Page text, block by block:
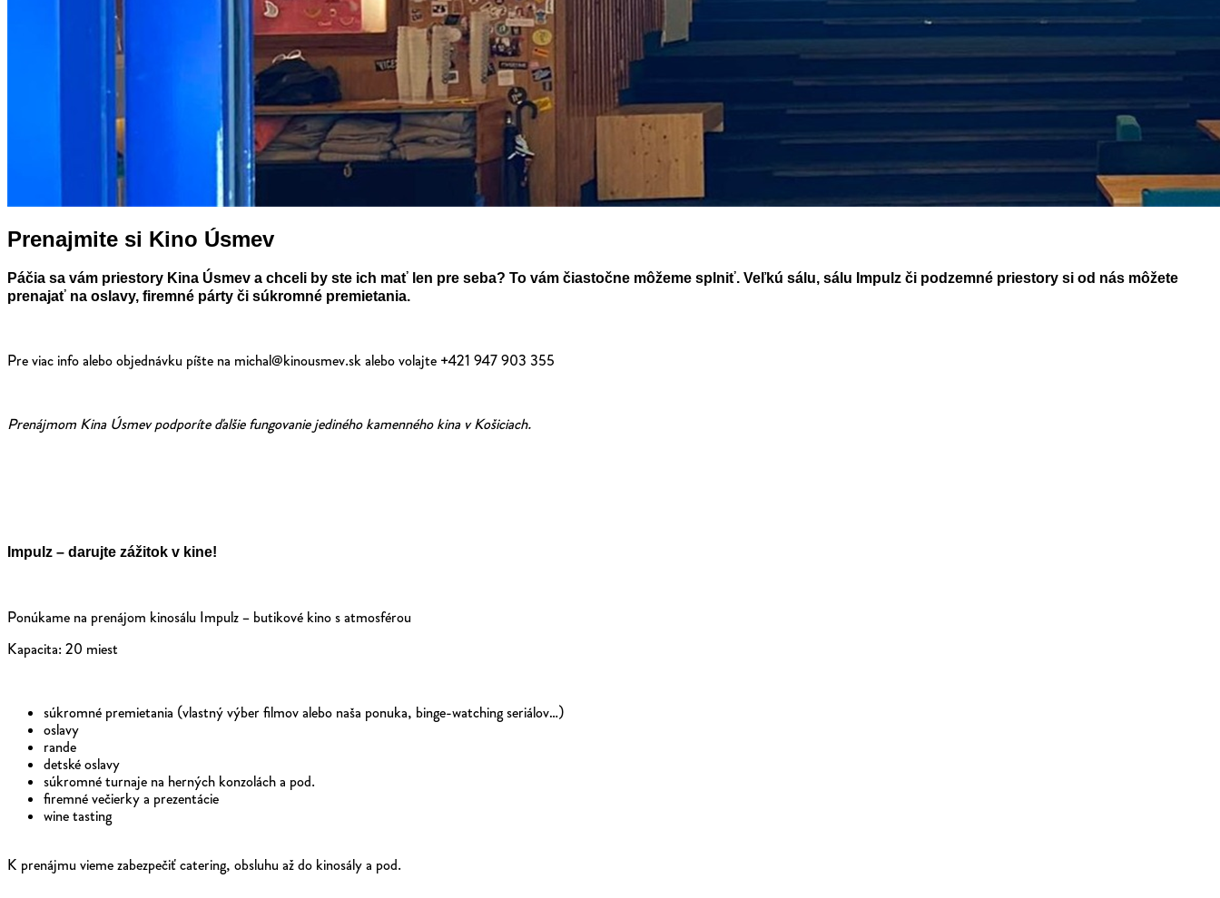
Prenajmite si Kino Úsmev
Páčia sa vám priestory Kina Úsmev a chceli by ste ich mať len pre seba? To vám čiastočne môžeme splniť. Veľkú sálu, sálu Impulz či podzemné priestory si od nás môžete
prenajať na oslavy, firemné párty či súkromné premietania.
Pre viac info alebo objednávku píšte na michal@kinousmev.sk alebo volajte +421 947 903 355
Prenájmom Kina Úsmev podporíte ďalšie fungovanie jediného kamenného kina v Košiciach.
Impulz – darujte zážitok v kine!
Ponúkame na prenájom kinosálu Impulz – butikové kino s atmosférou
Kapacita: 20 miest
súkromné premietania (vlastný výber filmov alebo naša ponuka, binge-watching seriálov…)
oslavy
rande
detské oslavy
súkromné turnaje na herných konzolách a pod.
firemné večierky a prezentácie
wine tasting
K prenájmu vieme zabezpečiť catering, obsluhu až do kinosály a pod.